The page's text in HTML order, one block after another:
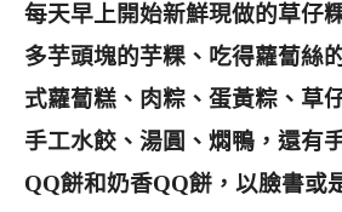
每天早上開始新鮮現做的草仔
多芋頭塊的芋粿、吃得蘿蔔絲
式蘿蔔糕、肉粽、蛋黃粽、草
手工水餃、湯圓、燜鴨，還有
QQ餅和奶香QQ餅，以臉書或